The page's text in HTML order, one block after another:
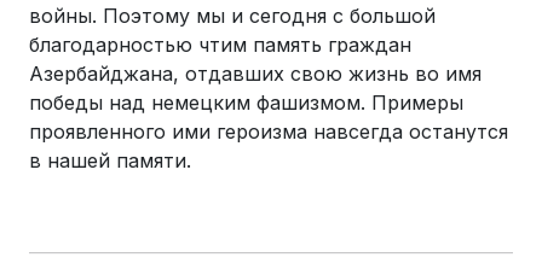
войны. Поэтому мы и сегодня с большой
благодарностью чтим память граждан
Азербайджана, отдавших свою жизнь во имя
победы над немецким фашизмом. Примеры
проявленного ими героизма навсегда останутся
в нашей памяти.